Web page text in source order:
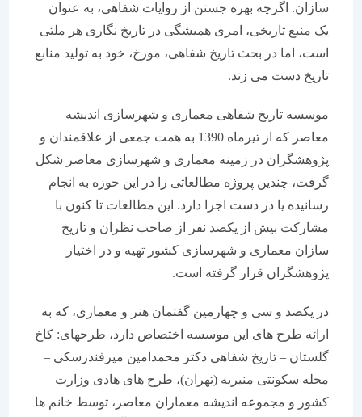
سازان. اگرچه بهره جستن از روایات شفاهی، به عنوان
یک منبع تاریخی، امری همیشگی در تاریخ نگاری هر ملتی
است، اما در بحث تاریخ شفاهی، مورخ، خود به تولید منابع
تاریخ دست می زند.
موسسه تاریخ شفاهی معماری و شهرسازی اندیشه
معاصر که از تیرماه 1390 به همت جمعی از علاقمندان و
پژوهشگران در زمینه معماری و شهرسازی معاصر شکل
گرفت، چندین پروژه مطالعاتی را در این حوزه به انجام
رسانیده یا در دست اجرا دارد. این مطالعات تا کنون با
مشارکت بیش از یکصد نفر از صاحب نظران و تاریخ
سازان معماری و شهرسازی کشور تهیه و در اختیار
پژوهشگران قرار گرفته است.
در یکصد و سی و چهارمین گفتمان هنر و معماری، که به
ارائه طرح های این موسسه اختصاص دارد، طرحهای: کاخ
گلستان – تاریخ شفاهی دکتر محمدامین میرفندرسکی –
محله سکونتی منیریه (تهران)، طرح های هادی وزارت
کشور و مجموعه اندیشه معماران معاصر، توسط خانم ها